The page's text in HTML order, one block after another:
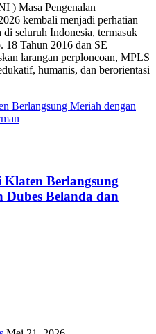
) Masa Pengenalan
kembali menjadi perhatian
seluruh Indonesia, termasuk
18 Tahun 2016 dan SE
larangan perploncoan, MPLS
humanis, dan berorientasi
Berlangsung
Belanda dan